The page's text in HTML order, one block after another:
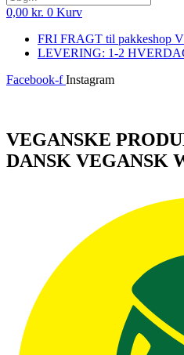
0,00 kr. 0 Kurv
FRI FRAGT til pakkeshop
LEVERING: 1-2
Facebook-f Instagram
VEGANSKE
DANSK VEGANSK